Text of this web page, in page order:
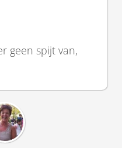
geen spijt van,